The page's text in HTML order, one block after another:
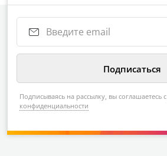
Подписываясь на рассылку, вы соглашаетесь с
конфиденциальности